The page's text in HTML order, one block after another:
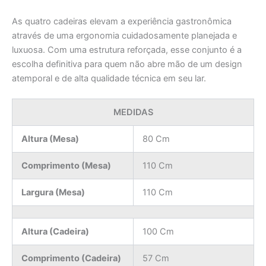
As quatro cadeiras elevam a experiência gastronômica
através de uma ergonomia cuidadosamente planejada e
luxuosa. Com uma estrutura reforçada, esse conjunto é a
escolha definitiva para quem não abre mão de um design
atemporal e de alta qualidade técnica em seu lar.
MEDIDAS
Altura (Mesa) 80 Cm
Comprimento (Mesa) 110 Cm
Largura (Mesa) 110 Cm
Altura (Cadeira) 100 Cm
Comprimento (Cadeira) 57 Cm